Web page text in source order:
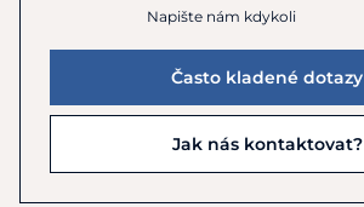
Napište nám kdykoli
Často kladené dotazy
Jak nás kontaktovat?